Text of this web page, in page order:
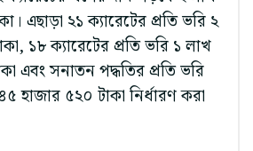
এছাড়া ২১ ক্যারেটের প্রতি ভরি ২
১৮ ক্যারেটের প্রতি ভরি ১ লাখ
এবং সনাতন পদ্ধতির প্রতি ভরি
হাজার ৫২০ টাকা নির্ধারণ করা